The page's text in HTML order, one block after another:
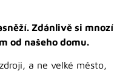
Zdánlivě si mnozí
od našeho domu.
a ne velké město,